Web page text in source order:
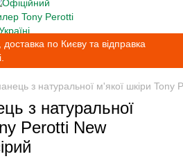
по Києву та відправка
з натуральної м'якої шкіри Tony
з натуральної
Perotti New